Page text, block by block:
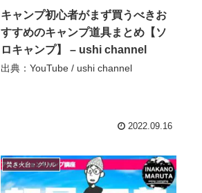
キャンプ初心者がまず買うべきお
すすめのキャンプ道具まとめ【ソ
ロキャンプ】 – ushi channel
出典：YouTube / ushi channel
2022.09.16
焚き火台・グリル